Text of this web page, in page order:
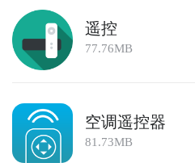
遥控
77.76MB
空调遥控器
81.73MB